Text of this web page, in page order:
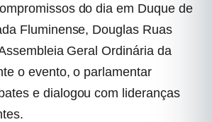
do dia em Duque de
Fluminense, Douglas Ruas
Geral Ordinária da
o evento, o parlamentar
e dialogou com lideranças